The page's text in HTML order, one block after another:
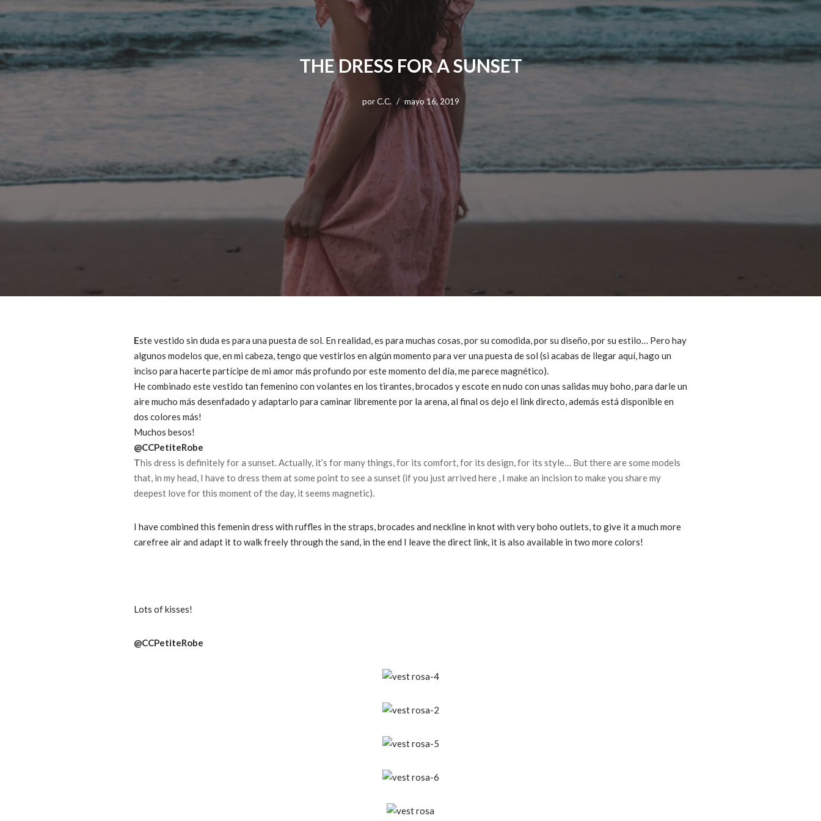
THE DRESS FOR A SUNSET
porC.C. mayo 16, 2019
Este vestido sin duda es para una puesta de sol. En realidad, es para muchas cosas, por su comodida, por su diseño, por su estilo… Pero hay
algunos modelos que, en mi cabeza, tengo que vestirlos en algún momento para ver una puesta de sol (si acabas de llegar aquí, hago un
inciso para hacerte partícipe de mi amor más profundo por este momento del día, me parece magnético).
He combinado este vestido tan femenino con volantes en los tirantes, brocados y escote en nudo con unas salidas muy boho, para darle un
aire mucho más desenfadado y adaptarlo para caminar libremente por la arena, al final os dejo el link directo, además está disponible en
dos colores más!
Muchos besos!
@CCPetiteRobe
This dress is definitely for a sunset.Actually, it’s for many things, for its comfort, for its design, for its style… But there are some models
that, in my head, I have to dress them at some point to see a sunset (if you just arrived here , I make an incision to make you share my
deepest love for this moment of the day, it seems magnetic).
I have combined this femenin dress with ruffles in the straps, brocades and neckline in knot with very boho outlets, to give it a much more
carefree air and adapt it to walk freely through the sand, in the end I leave the direct link, it is also available in two more colors!
Lots of kisses!
@CCPetiteRobe